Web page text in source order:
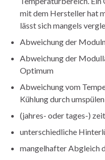
mit dem Hersteller hat
lässt sich mangels
Abweichung der
Abweichung der
Optimum
Abweichung vom
Kühlung durch
(jahres- oder tages-)
unterschiedliche
mangelhafter Abgleich